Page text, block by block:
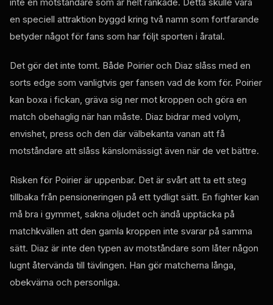
en speciell attraktion byggd kring två namn som fortfarande
betyder något för fans som har följt sporten i åratal.
Det gör det inte tomt. Både Poirier och Diaz slåss med en
sorts edge som vanligtvis ger fansen vad de kom för. Poirier
kan boxa i fickan, gräva sig ner mot kroppen och göra en
match obehaglig när han måste. Diaz bidrar med volym,
envishet, press och den där välbekanta vanan att få
motståndare att slåss känslomässigt även när de vet bättre.
Risken för Poirier är uppenbar. Det är svårt att ta ett steg
tillbaka från pensioneringen på ett tydligt sätt. En fighter kan
må bra i gymmet, sakna oljudet och ändå upptäcka på
matchkvällen att den gamla kroppen inte svarar på samma
sätt. Diaz är inte den typen av motståndare som låter någon
lugnt återvända till tävlingen. Han gör matcherna långa,
obekväma och personliga.